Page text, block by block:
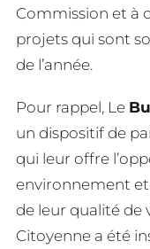
Commission et à
projets qui sont
de l’année.
Pour rappel, Le
un dispositif de
qui leur offre
environnement et
de leur qualité de
Citoyenne a été